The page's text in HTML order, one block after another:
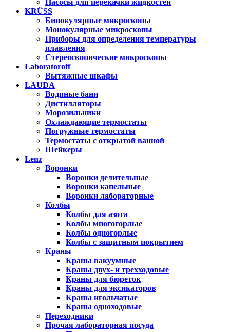
Насосы для перекачки жидкостей
KRÜSS
Бинокулярные микроскопы
Монокулярные микроскопы
Приборы для определения температуры
плавления
Стереоскопические микроскопы
Laboratoroff
Вытяжные шкафы
LAUDA
Водяные бани
Дистилляторы
Морозильники
Охлаждающие термостаты
Погружные термостаты
Термостаты с открытой ванной
Шейкеры
Lenz
Воронки
Воронки делительные
Воронки капельные
Воронки лабораторные
Колбы
Колбы для азота
Колбы многогорлые
Колбы одногорлые
Колбы с защитным покрытием
Краны
Краны вакуумные
Краны двух- и трехходовые
Краны для бюреток
Краны для эксикаторов
Краны игольчатые
Краны одноходовые
Переходники
Прочая лабораторная посуда